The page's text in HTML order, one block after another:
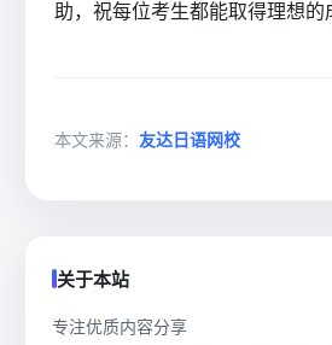
助，祝每位考生都能取得理想的
本文来源： 友达日语网校
关于本站
专注优质内容分享